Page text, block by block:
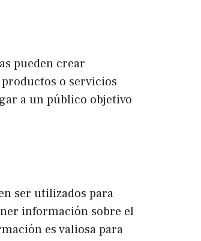
pueden crear
o servicios
a un público objetivo
ser utilizados para
información sobre el
es valiosa para